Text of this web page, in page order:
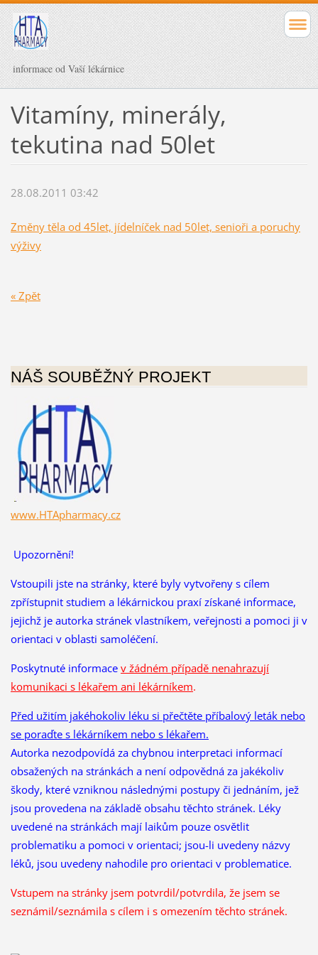
informace od Vaší lékárnice
Vitamíny, minerály,
tekutina nad 50let
28.08.2011 03:42
Změny těla od 45let, jídelníček nad 50let, senioři a poruchy
výživy
« Zpět
NÁŠ SOUBĚŽNÝ PROJEKT
www.HTApharmacy.cz
Upozornění!
Vstoupili jste na stránky, které byly vytvořeny s cílem
zpřístupnit studiem a lékárnickou praxí získané informace,
jejichž je autorka stránek vlastníkem, veřejnosti a pomoci ji v
orientaci v oblasti samoléčení.
Poskytnuté informace v žádném případě nenahrazují
komunikaci s lékařem ani lékárníkem.
Před užitím jakéhokoliv léku si přečtěte příbalový leták nebo
se poraďte s lékárníkem nebo s lékařem.
Autorka nezodpovídá za chybnou interpretaci informací
obsažených na stránkách a není odpovědná za jakékoliv
škody, které vzniknou následnými postupy či jednáním, jež
jsou provedena na základě obsahu těchto stránek. Léky
uvedené na stránkách mají laikům pouze osvětlit
problematiku a pomoci v orientaci; jsou-li uvedeny názvy
léků, jsou uvedeny nahodile pro orientaci v problematice.
Vstupem na stránky jsem potvrdil/potvrdila, že jsem se
seznámil/seznámila s cílem i s omezením těchto stránek.